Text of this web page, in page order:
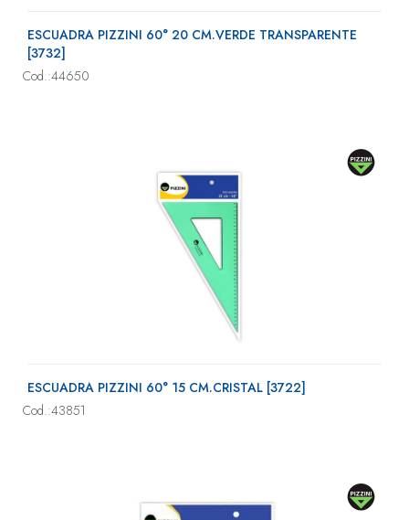
ESCUADRA PIZZINI 60° 20 CM.VERDE TRANSPARENTE
[3732]
Cod.:44650
ESCUADRA PIZZINI 60° 15 CM.CRISTAL [3722]
Cod.:43851